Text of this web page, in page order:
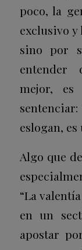
poco, la
exclusivo
sino por
entender
mejor,
sentenciar:
eslogan,
Algo que
“La
en un
apostar